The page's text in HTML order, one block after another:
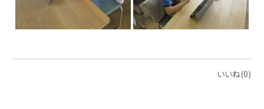
いいね(0)